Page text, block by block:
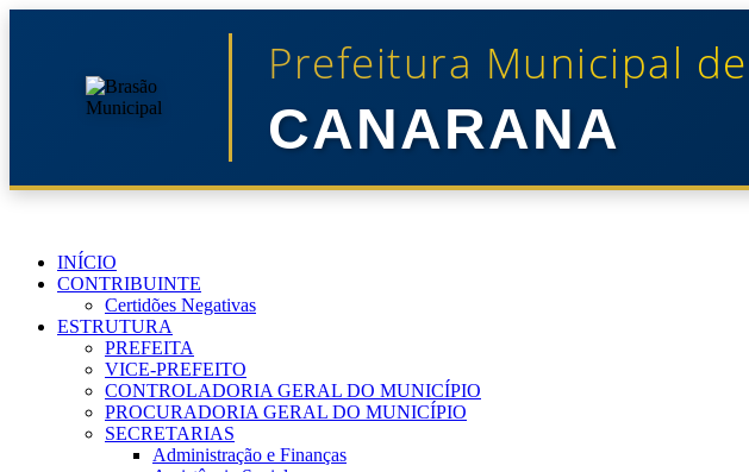
Prefeitura Municipal de
CANARANA
INÍCIO
CONTRIBUINTE
Certidões Negativas
ESTRUTURA
PREFEITA
VICE-PREFEITO
CONTROLADORIA GERAL DO MUNICÍPIO
PROCURADORIA GERAL DO MUNICÍPIO
SECRETARIAS
Administração e Finanças